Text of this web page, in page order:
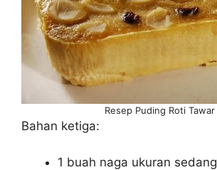
Resep Puding Roti Tawar
Bahan ketiga:
1 buah naga ukuran sedang